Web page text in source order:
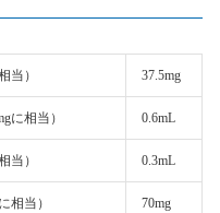
当） 37.5mg
に相当） 0.6mL
当） 0.3mL
相当） 70mg